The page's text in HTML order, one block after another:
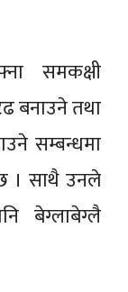
समकक्षी
बनाउने तथा
सम्बन्धमा
छ । साथै उनले
बेग्लाबेग्लै